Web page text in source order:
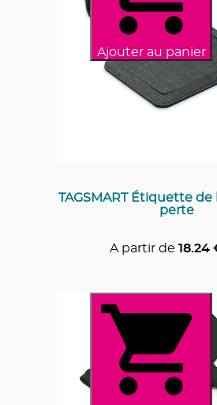
Ajouter au panier
TAGSMART Étiquette
perte
A partir de 18.24